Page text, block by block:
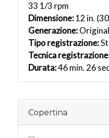
33 1/3 rpm
Dimensione:12 in.
Generazione:
Tipo registrazione:
Tecnica
Durata:46 min. 26
Copertina